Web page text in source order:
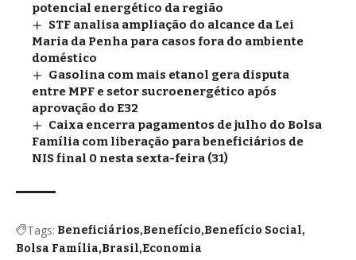
potencial energético da região
STF analisa ampliação do alcance da Lei
Maria da Penha para casos fora do ambiente
doméstico
Gasolina com mais etanol gera disputa
entre MPF e setor sucroenergético após
aprovação do E32
Caixa encerra pagamentos de julho do Bolsa
Família com liberação para beneficiários de
NIS final 0 nesta sexta-feira (31)
Tags: Beneficiários Benefício Benefício Social
Bolsa Família Brasil Economia